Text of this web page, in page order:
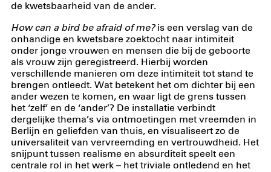
de kwetsbaarheid van de ander.
How can a bird be afraid of me?is een verslag van de
onhandige en kwetsbare zoektocht naar intimiteit
onder jonge vrouwen en mensen die bij de geboorte
als vrouw zijn geregistreerd. Hierbij worden
verschillende manieren om deze intimiteit tot stand te
brengen ontleedt. Wat betekent het om dichter bij een
ander wezen te komen, en waar ligt de grens tussen
het ‘zelf’ en de ‘ander’? De installatie verbindt
dergelijke thema’s via ontmoetingen met vreemden in
Berlijn en geliefden van thuis, en visualiseert zo de
universaliteit van vervreemding en vertrouwdheid. Het
snijpunt tussen realisme en absurditeit speelt een
centrale rol in het werk – het triviale ontledend en het